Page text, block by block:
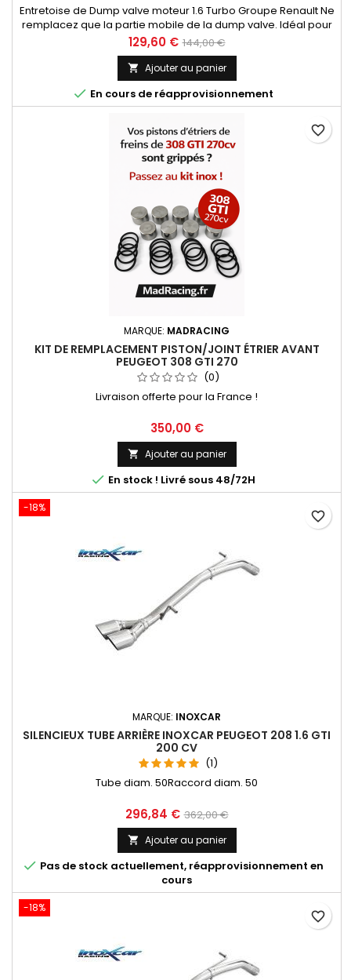
Entretoise de Dump valve moteur 1.6 Turbo Groupe Renault Ne
remplacez que la partie mobile de la dump valve. Idéal pour
renforcer votre dump valve après une reprogrammation
moteur. Exemple de compatibilités: Renault Clio 4 RS Nissan
Juke 1.6T Smart Fortwo Coupe 453 Opel Astra K 1.6T
Prix
129,60 € Prix
de
base
144,00 €
 Ajouter au panier
 En cours de réapprovisionnement
MARQUE: MADRACING
KIT DE REMPLACEMENT PISTON/JOINT ÉTRIER AVANT
PEUGEOT 308 GTI 270
(0)
Livraison offerte pour la France !
Prix
350,00 €
 Ajouter au panier
 En stock ! Livré sous 48/72H
favorite_border
-18%
MARQUE: INOXCAR
SILENCIEUX TUBE ARRIÈRE INOXCAR PEUGEOT 208 1.6 GTI
200 CV
(1)
Tube diam. 50Raccord diam. 50
Prix
296,84 € Prix
de
base
362,00 €
 Ajouter au panier
 Pas de stock actuellement, réapprovisionnement en
cours
favorite_border
-18%
favorite_border